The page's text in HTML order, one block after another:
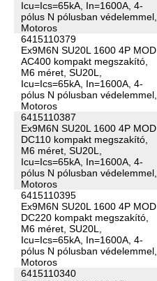
Icu=Ics=65kA, In=1600A, 4-
pólus N pólusban védelemmel,
Motoros
6415110379
Ex9M6N SU20L 1600 4P MOD
AC400 kompakt megszakító,
M6 méret, SU20L,
Icu=Ics=65kA, In=1600A, 4-
pólus N pólusban védelemmel,
Motoros
6415110387
Ex9M6N SU20L 1600 4P MOD
DC110 kompakt megszakító,
M6 méret, SU20L,
Icu=Ics=65kA, In=1600A, 4-
pólus N pólusban védelemmel,
Motoros
6415110395
Ex9M6N SU20L 1600 4P MOD
DC220 kompakt megszakító,
M6 méret, SU20L,
Icu=Ics=65kA, In=1600A, 4-
pólus N pólusban védelemmel,
Motoros
6415110340